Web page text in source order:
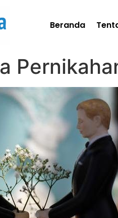
Beranda